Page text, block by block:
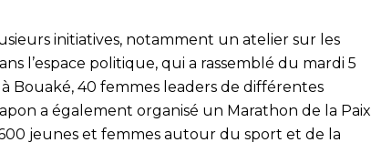
initiatives, notamment un atelier sur les
l’espace politique, qui a rassemblé du mardi 5
Bouaké, 40 femmes leaders de différentes
a également organisé un Marathon de la Paix
jeunes et femmes autour du sport et de la